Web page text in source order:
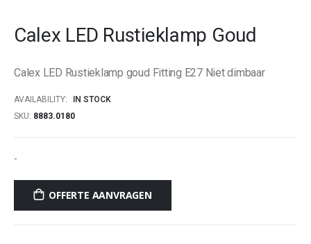
the
the
gallery
Calex LED Rustieklamp Goud
Calex LED Rustieklamp goud Fitting E27 Niet dimbaar
AVAILABILITY:
IN STOCK
SKU 8883.0180
-
OFFERTE AANVRAGEN